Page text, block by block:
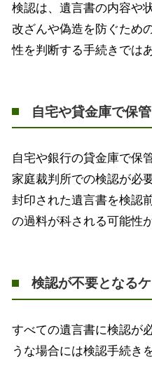
検認は、遺言書の内容や
改ざんや偽造を防ぐため
性を判断する手続きでは
自宅や貸金庫で保
自宅や銀行の貸金庫で保
家庭裁判所での検認が必
封印された遺言書を検認
の過料が科される可能性
検認が不要となる
すべての遺言書に検認が
うな場合には検認手続き